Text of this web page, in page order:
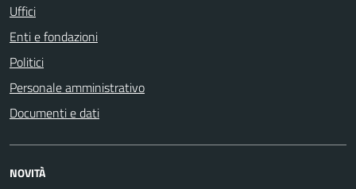
Uffici
Enti e fondazioni
Politici
Personale amministrativo
Documenti e dati
NOVITÀ